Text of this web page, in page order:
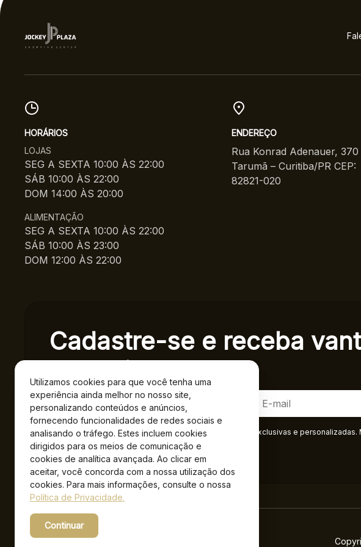
Utilizamos cookies para que você tenha uma
experiência ainda melhor no nosso site,
personalizando conteúdos e anúncios,
fornecendo funcionalidades de redes sociais e
analisando o tráfego. Estes incluem cookies
dirigidos para os meios de comunicação e
cookies de analítica avançada. Ao clicar em
aceitar, você concorda com a nossa utilização dos
cookies. Para mais informações, consulte o nossa
Política de Privacidade.
Continuar
HORÁRIOS
LOJAS
SEG A SEXTA 10:00 ÀS 22:00
SÁB 10:00 ÀS 22:00
DOM 14:00 ÀS 20:00
ALIMENTAÇÃO
SEG A SEXTA 10:00 ÀS 22:00
SÁB 10:00 ÀS 23:00
DOM 12:00 ÀS 22:00
ENDEREÇO
Rua Konrad Adenauer, 370
Tarumã – Curitiba/PR CEP:
82821-020
Cadastre-se e receba
exclusivas.
Ao se cadastrar você confirma em receber informações exclusivas e personalizadas.
Privacidade.*